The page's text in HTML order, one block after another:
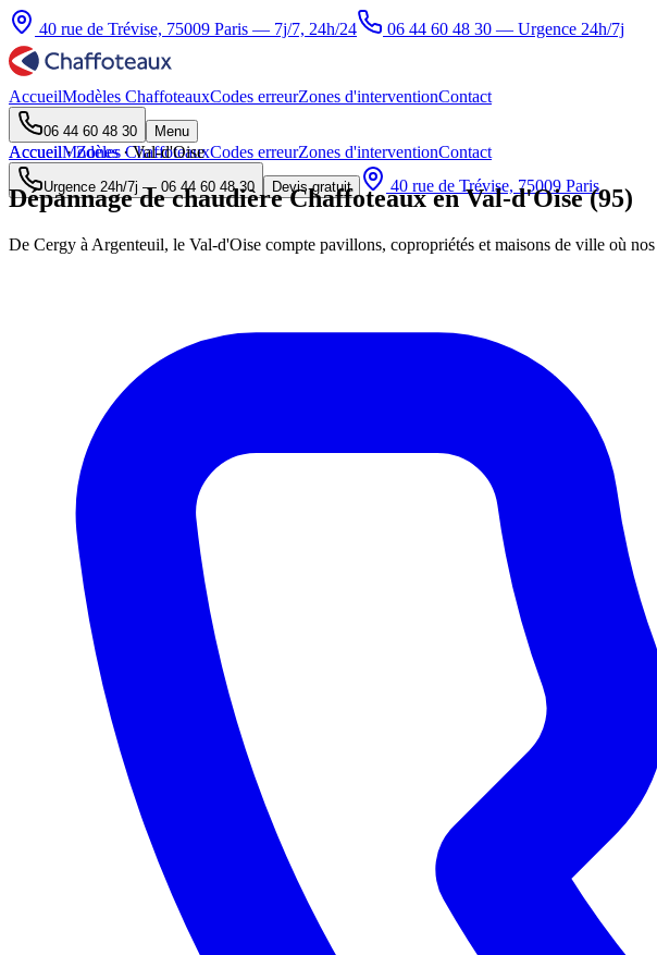
40 rue de Trévise, 75009 Paris — 7j/7, 24h/24 06 44 60 48 30 — Urgence 24h/7j
AccueilModèles ChaffoteauxCodes erreurZones d'interventionContact
06 44 60 48 30 Menu
AccueilModèles ChaffoteauxCodes erreurZones d'interventionContact
Urgence 24h/7j — 06 44 60 48 30 Devis gratuit 40 rue de Trévise, 75009 Paris
Accueil·Zones·Val-d'Oise
Dépannage de chaudière Chaffoteaux en Val-d'Oise (95)
De Cergy à Argenteuil, le Val-d'Oise compte pavillons, copropriétés et maisons de ville où